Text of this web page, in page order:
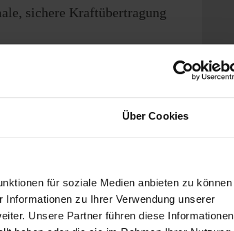
Über Cookies
für soziale Medien anbieten zu können
zu Ihrer Verwendung unserer
Unsere Partner führen diese Informationen
sichere Kraftübertragung
– auch bei Steigungen,
einfaches Ankuppeln